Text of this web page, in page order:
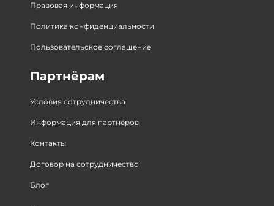
Правовая информация
Политика конфиденциальности
Пользовательское соглашение
Партнёрам
Условия сотрудничества
Информация для партнёров
Контакты
Договор на сотрудничество
Блог